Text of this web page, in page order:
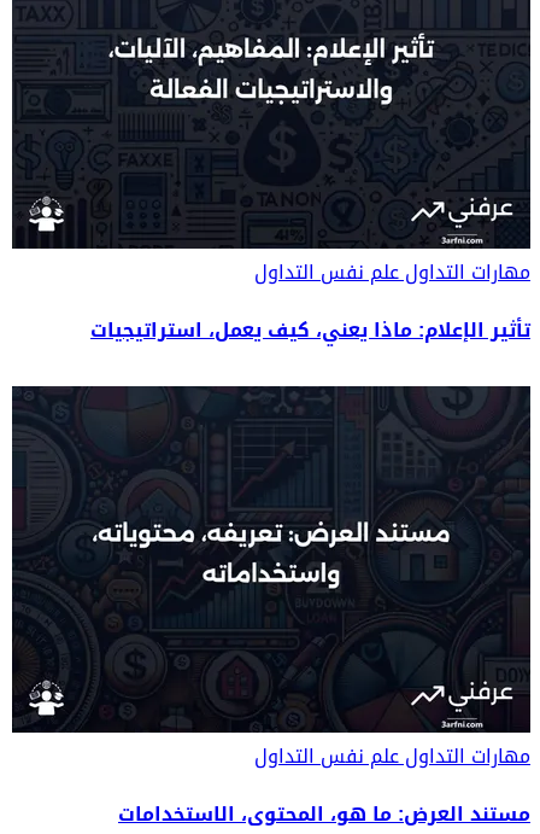
مهارات التداولعلم نفس التداول
تأثير الإعلام: ماذا يعني، كيف يعمل، استراتيجيات
مهارات التداولعلم نفس التداول
مستند العرض: ما هو، المحتوى، الاستخدامات